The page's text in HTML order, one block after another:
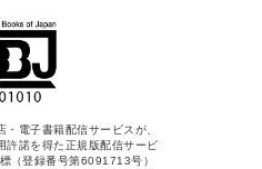
電子書籍配信サービスが、
許諾を得た正規版配信サービ
（登録番号第6091713号）